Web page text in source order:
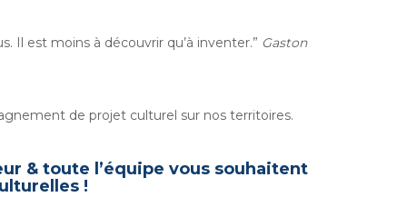
Il est moins à découvrir qu’à inventer.” Gaston
de projet culturel sur nos territoires.
& toute l’équipe vous souhaitent
!